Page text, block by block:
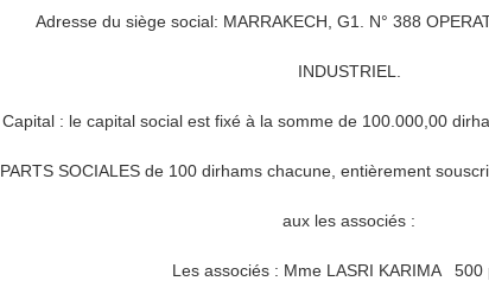
Adresse du siège social: MARRAKECH, G1. N° 388
INDUSTRIEL.
Capital : le capital social est fixé à la somme de 100.000,00
PARTS SOCIALES de 100 dirhams chacune, entièrement
aux les associés :
Les associés : Mme LASRI KARIMA 500